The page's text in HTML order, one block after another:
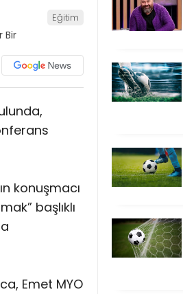
Eğitim
konuşmacı
başlıklı
Emet MYO